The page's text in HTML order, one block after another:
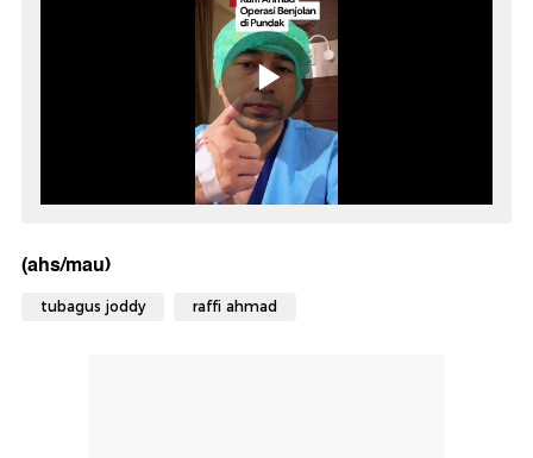
(ahs/mau)
tubagus joddy raffi ahmad